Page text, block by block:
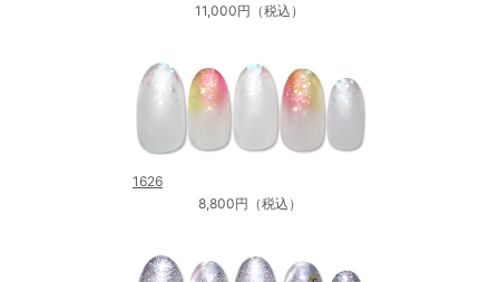
11,000円（税込）
1626
8,800円（税込）